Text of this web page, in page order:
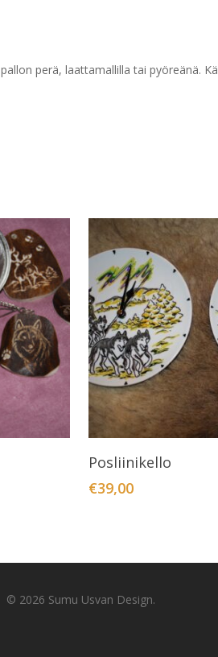
perä, laattamallilla tai pyöreänä.
Valitse
Posliinikello
€39,00
© 2026 Sumu Usvan Design.